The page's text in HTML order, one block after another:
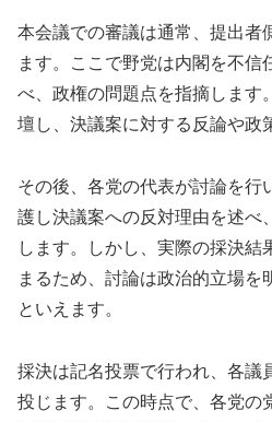
本会議での審議は通常、提出者
ます。ここで野党は内閣を不信
べ、政権の問題点を指摘します
壇し、決議案に対する反論や政
その後、各党の代表が討論を行
護し決議案への反対理由を述べ
します。しかし、実際の採決結
まるため、討論は政治的立場を
といえます。
採決は記名投票で行われ、各議
投じます。この時点で、各党の